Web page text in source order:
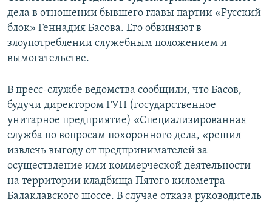
дела в отношении бывшего главы партии «Русский
блок» Геннадия Басова. Его обвиняют в
злоупотреблении служебным положением и
вымогательстве.
В пресс-службе ведомства сообщили, что Басов,
будучи директором ГУП (государственное
унитарное предприятие) «Специализированная
служба по вопросам похоронного дела, «решил
извлечь выгоду от предпринимателей за
осуществление ими коммерческой деятельности
на территории кладбища Пятого километра
Балаклавского шоссе. В случае отказа руководитель